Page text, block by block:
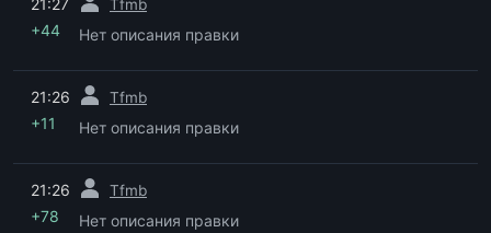
21:27 Tfmb
+44 Нет описания правки
21:26 Tfmb
+11 Нет описания правки
21:26 Tfmb
+78 Нет описания правки